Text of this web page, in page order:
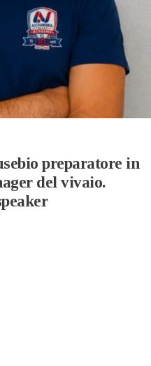
preparatore in
del vivaio.